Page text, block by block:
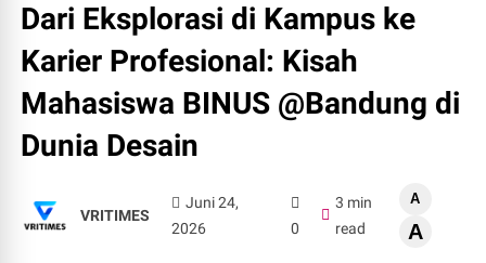
Dari Eksplorasi di Kampus ke
Karier Profesional: Kisah
Mahasiswa BINUS @Bandung di
Dunia Desain
VRITIMES
Juni 24,
2026
0
3 min
read
A
A